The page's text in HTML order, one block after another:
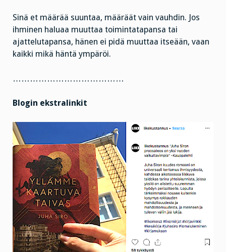
Sinä et määrää suuntaa, määräät vain vauhdin. Jos
ihminen haluaa muuttaa toimintatapansa tai
ajattelutapansa, hänen ei pidä muuttaa itseään, vaan
kaikki mikä häntä ympäröi.
…………………………………
Blogin ekstralinkit